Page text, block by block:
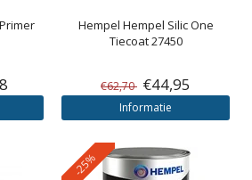
Hempel Hempel Silic One
Tiecoat 27450
€62,70 €44,95
Informatie
-25%